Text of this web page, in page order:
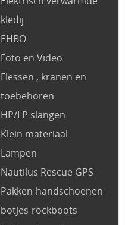
kledij
EHBO
Foto en Video
Flessen , kranen en
toebehoren
HP/LP slangen
Klein materiaal
Lampen
Nautilus Rescue GPS
Pakken-handschoenen-
botjes-rockboots